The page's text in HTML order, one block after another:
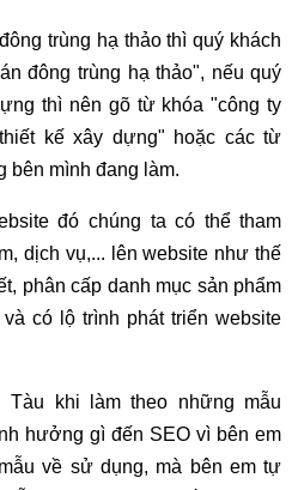
trùng hạ thảo thì quý khách
đông trùng hạ thảo", nếu quý
thì nên gõ từ khóa "công ty
kế xây dựng" hoặc các từ
bên mình đang làm.
đó chúng ta có thể tham
dịch vụ,... lên website như thế
phân cấp danh mục sản phẩm
có lộ trình phát triển website
Tàu khi làm theo những mẫu
hưởng gì đến SEO vì bên em
về sử dụng, mà bên em tự